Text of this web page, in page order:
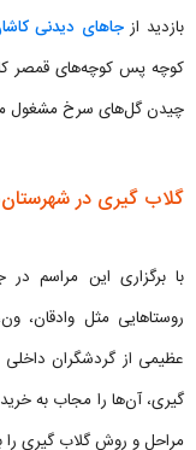
بازدید ازجاهای دیدنی
کوچه پس کوچه‌های قمصر
چیدن گل‌های سرخ مشغول
گلاب گیری در
با برگزاری این مراسم
روستاهایی مثل وادقان،
عظیمی از گردشگران
گیری، آن‌ها را مجاب به
مراحل و روش گلاب گیری را